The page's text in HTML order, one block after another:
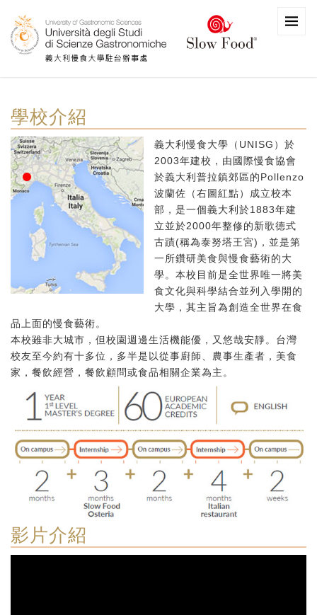
學校介紹
義大利慢食大學（UNISG）於
2003年建校，由國際慢食協會
於義大利普拉鎮郊區的Pollenzo
波蘭佐（右圖紅點）成立校本
部，是一個義大利於1883年建
立並於2000年整修的新歌德式
古蹟(稱為泰努塔王宮)，並是第
一所鑽研美食與慢食藝術的大
學。本校目前是全世界唯一將美
食文化與科學結合並列入學開的
大學，其主旨為創造全世界在食
品上面的慢食藝術。
本校雖非大城市，但校園週邊生活機能優，又悠哉安靜。台灣
校友至今約有十多位，多半是以從事廚師、農事生產者，美食
家，餐飲經營，餐飲顧問或食品相關企業為主。
影片介紹